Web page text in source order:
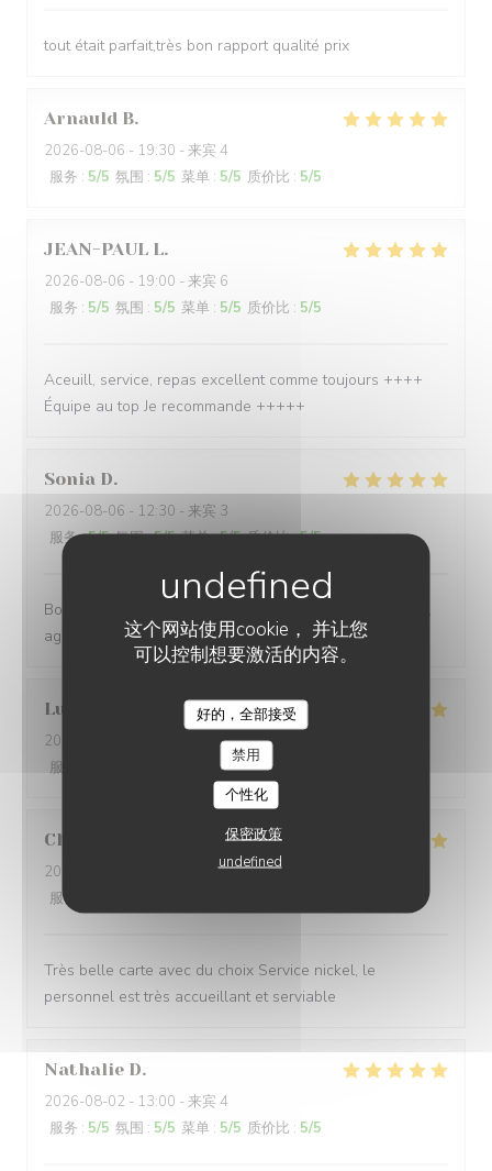
这个网站使用cookie， 并让您
可以控制想要激活的内容。
好的，全部接受
禁用
个性化
保密政策
undefined
tout était parfait,très bon rapport qualité prix
Arnauld B
2026-08-06 - 19:30 - 来宾 4
服务 : 5/5 氛围 : 5/5 菜单 : 5/5 质价比 : 5/5
JEAN-PAUL L
2026-08-06 - 19:00 - 来宾 6
服务 : 5/5 氛围 : 5/5 菜单 : 5/5 质价比 : 5/5
Aceuill, service, repas excellent comme toujours ++++
Équipe au top Je recommande +++++
Sonia D
2026-08-06 - 12:30 - 来宾 3
服务:5/5 氛围:5/5 菜单:5/5 质价比:5/5
Bons produits, serveurs et serveuses au top, serviables,
agréables. On passe un bon moment
Lucie
2026-08-05
- 12:45 - 来宾 13
服务
5/5 质价比
Christine
2026-07-25
- 13:00 - 来宾 12
服务
Très belle carte avec du choix Service nickel, le
personnel est très accueillant et serviable
Nathalie D
2026-08-02 - 13:00 - 来宾 4
服务 : 5/5 氛围 : 5/5 菜单 : 5/5 质价比 : 5/5
LES TERRASSES DU PORT